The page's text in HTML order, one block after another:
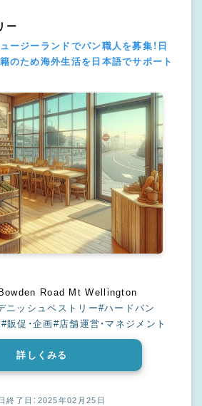
ー
ージーランドでパン職人を募集！日
のため海外生活を日本語でサポート
海外・その他 32 Bowden Road Mt Wellington
ニッシュペストリー#ハードパン
#販促・企画#店舗運営・マネジメント
詳しくみる
終了日：2025年02月25日